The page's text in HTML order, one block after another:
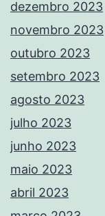
dezembro 2023
novembro 2023
outubro 2023
setembro 2023
agosto 2023
julho 2023
junho 2023
maio 2023
abril 2023